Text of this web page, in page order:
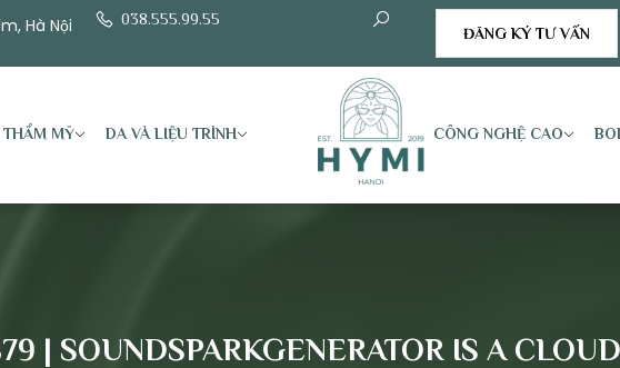
Hà Nội
038.555.99.55
ĐĂNG KÝ TƯ VẤN
THẨM MỸ DA VÀ LIỆU TRÌNH CÔNG NGHỆ CAO
| SOUNDSPARKGENERATOR IS A